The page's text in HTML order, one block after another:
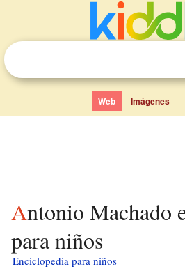
Web Imágenes
Antonio Machado en Baeza
para niños
Enciclopedia para niños